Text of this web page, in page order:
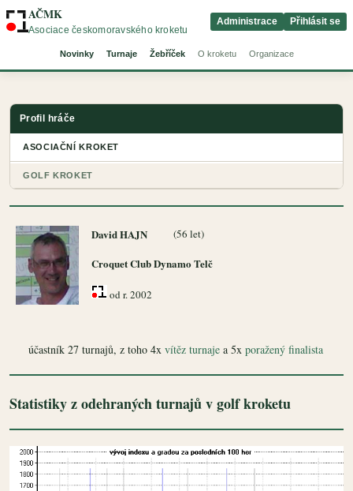
AČMK
Asociace českomoravského kroketu
Novinky Turnaje Žebříček O kroketu Organizace
Administrace Přihlásit se
David HAJN (56 let)
Croquet Club Dynamo Telč
od r. 2002
účastník 27 turnajů, z toho 4x vítěz turnaje a 5x poražený finalista
Statistiky z odehraných turnajů v golf kroketu
Profil hráče
ASOCIAČNÍ KROKET
GOLF KROKET